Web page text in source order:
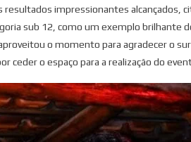
impressionantes alcançados,
sub 12, como um exemplo brilhante
o momento para agradecer o
ceder o espaço para a realização do